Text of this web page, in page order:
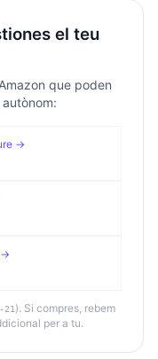
el teu
que poden
→
→
). Si compres, rebem
per a tu.